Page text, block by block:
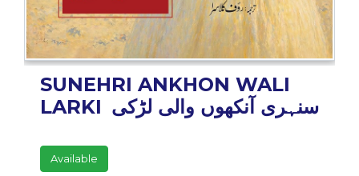
SUNEHRI ANKHON WALI
LARKI سنہری آنکھوں والی لڑکی
Available